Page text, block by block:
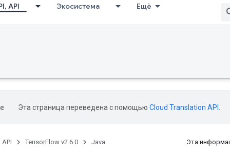
API Экосистема Ещё
Эта страница переведена с помощью Cloud Translation API
API TensorFlow v2.6.0 Java Эта